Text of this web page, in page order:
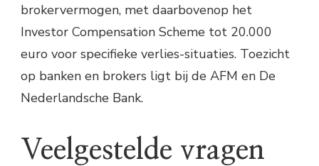
brokervermogen, met daarbovenop het
Investor Compensation Scheme tot 20.000
euro voor specifieke verlies-situaties. Toezicht
op banken en brokers ligt bij de AFM en De
Nederlandsche Bank.
Veelgestelde vragen